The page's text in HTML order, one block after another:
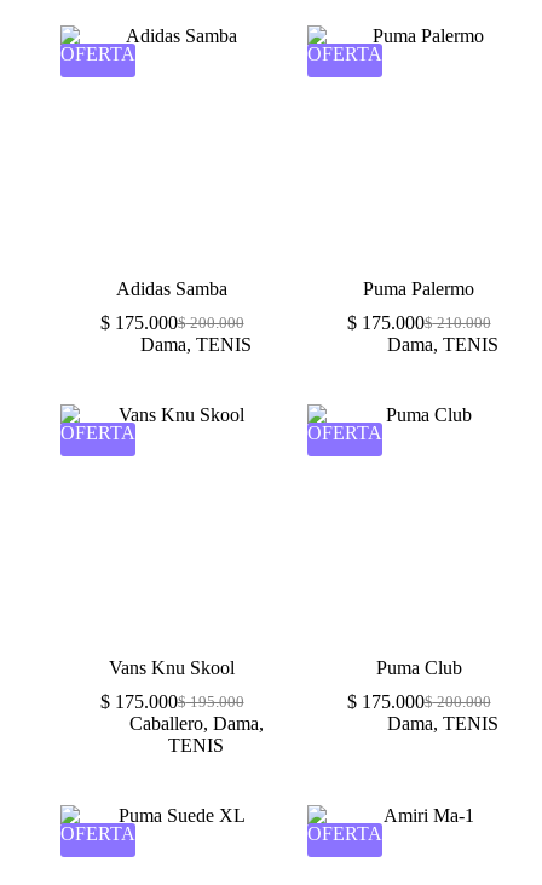
OFERTA
Adidas Samba
$200.000
$175.000
Dama, TENIS
OFERTA
Puma Palermo
$210.000
$175.000
Dama, TENIS
OFERTA
Vans Knu Skool
$195.000
$175.000
Caballero, Dama,
TENIS
OFERTA
Puma Club
$200.000
$175.000
Dama, TENIS
OFERTA OFERTA